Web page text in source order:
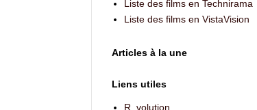
Liste des films en Technirama
Liste des films en VistaVision
Articles à la une
Liens utiles
R_volution